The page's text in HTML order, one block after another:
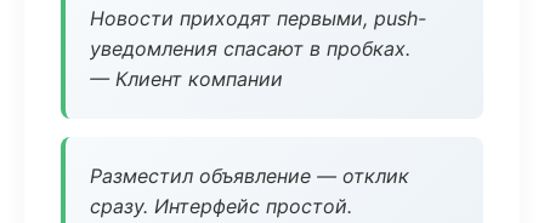
Новости приходят первыми, push-
уведомления спасают в пробках.
— Клиент компании
Разместил объявление — отклик
сразу. Интерфейс простой.